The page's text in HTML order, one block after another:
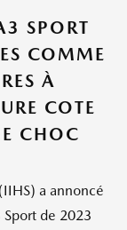
SPORT
COMME
À
COTE
CHOC
a annoncé
de 2023